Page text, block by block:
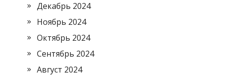
Декабрь 2024
Ноябрь 2024
Октябрь 2024
Сентябрь 2024
Август 2024